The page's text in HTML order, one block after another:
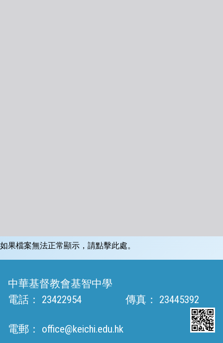
如果檔案無法正常顯示，請點擊此處。
中華基督教會基智中學
電話：
23422954 傳真： 23445392
電郵： office@keichi.edu.hk